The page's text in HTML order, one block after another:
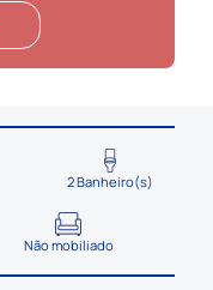
2 Banheiro(s)
Não mobiliado